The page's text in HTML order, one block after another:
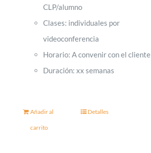
CLP/alumno
Clases: individuales por
videoconferencia
Horario: A convenir con el cliente
Duración: xx semanas
Añadir al
carrito
Detalles